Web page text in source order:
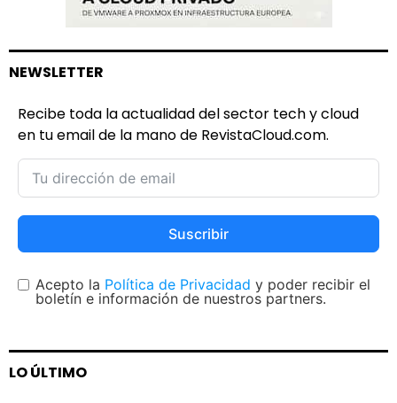
NEWSLETTER
Recibe toda la actualidad del sector tech y cloud
en tu email de la mano de RevistaCloud.com.
Suscribir
Acepto la Política de Privacidad y poder recibir el
boletín e información de nuestros partners.
LO ÚLTIMO